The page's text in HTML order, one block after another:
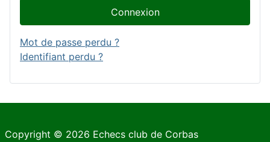
Connexion
Mot de passe perdu ?
Identifiant perdu ?
Copyright © 2026 Echecs club de Corbas